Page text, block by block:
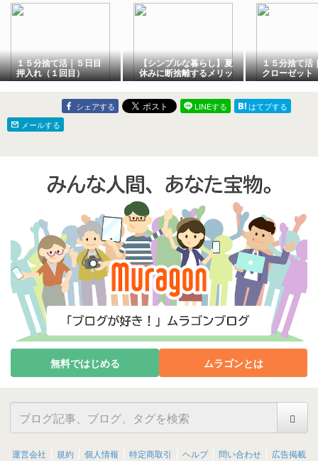
１５分捨て活｜５日目
押入れ（１回目）
【シンプルな暮らし】夏
休みに断捨離するメリッ
ト
１５分捨て
クローゼット
シェアする LINEする
はてブする
メールする
無料ではじめる ムラゴンとは
運営会社 規約 個人情報 特定商取引 ヘルプ 問い合わせ 広告掲載